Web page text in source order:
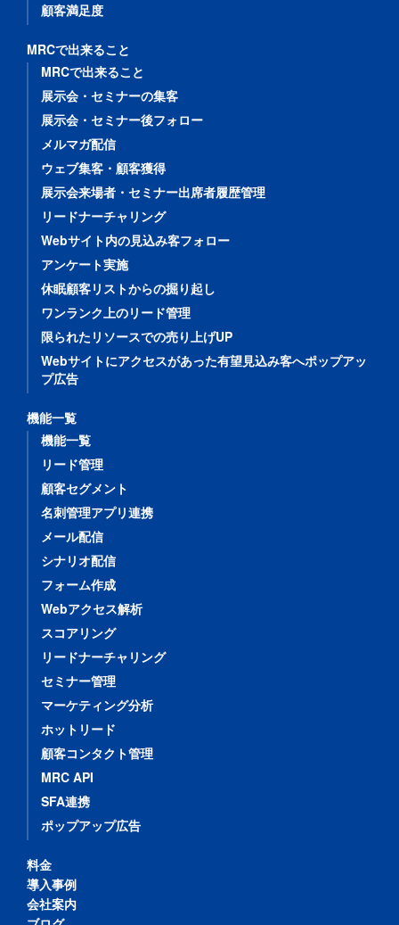
顧客満足度
MRCで出来ること
MRCで出来ること
展示会・セミナーの集客
展示会・セミナー後フォロー
メルマガ配信
ウェブ集客・顧客獲得
展示会来場者・セミナー出席者履歴管理
リードナーチャリング
Webサイト内の見込み客フォロー
アンケート実施
休眠顧客リストからの掘り起し
ワンランク上のリード管理
限られたリソースでの売り上げUP
Webサイトにアクセスがあった有望見込み客へポップアッ
プ広告
機能一覧
機能一覧
リード管理
顧客セグメント
名刺管理アプリ連携
メール配信
シナリオ配信
フォーム作成
Webアクセス解析
スコアリング
リードナーチャリング
セミナー管理
マーケティング分析
ホットリード
顧客コンタクト管理
MRC API
SFA連携
ポップアップ広告
料金
導入事例
会社案内